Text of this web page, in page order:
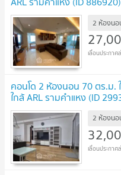
2 ห้องน
คอนโด 2 ห้องนอน 70 ตร.ม.
ใกล้ ARL รามคำแหง (ID
2 ห้องน